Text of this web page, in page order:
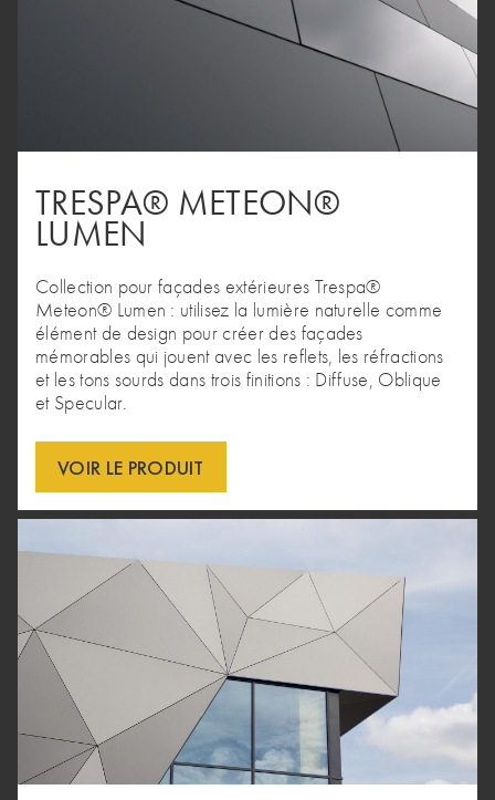
TRESPA® METEON®
LUMEN
Collection pour façades extérieures Trespa®
Meteon® Lumen : utilisez la lumière naturelle comme
élément de design pour créer des façades
mémorables qui jouent avec les reflets, les réfractions
et les tons sourds dans trois finitions : Diffuse, Oblique
et Specular.
VOIR LE PRODUIT